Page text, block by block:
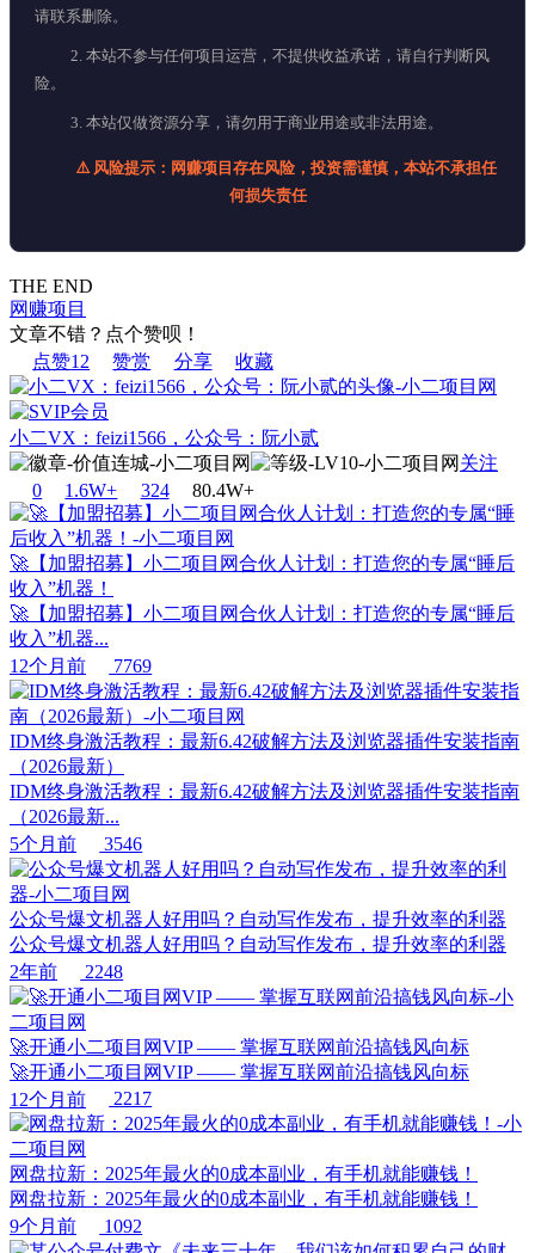
请联系删除。
2. 本站不参与任何项目运营，不提供收益承诺，请自行判断风
险。
3. 本站仅做资源分享，请勿用于商业用途或非法用途。
⚠️ 风险提示：网赚项目存在风险，投资需谨慎，本站不承担任
何损失责任
THE END
网赚项目
文章不错？点个赞呗！
点赞12 赞赏 分享 收藏
小二VX：feizi1566，公众号：阮小贰
关注
0
1.6W+ 324 80.4W+
🚀【加盟招募】小二项目网合伙人计划：打造您的专属“睡后
收入”机器！
🚀【加盟招募】小二项目网合伙人计划：打造您的专属“睡后
收入”机器...
12个月前
7769
IDM终身激活教程：最新6.42破解方法及浏览器插件安装指南
（2026最新）
IDM终身激活教程：最新6.42破解方法及浏览器插件安装指南
（2026最新...
5个月前
3546
公众号爆文机器人好用吗？自动写作发布，提升效率的利器
公众号爆文机器人好用吗？自动写作发布，提升效率的利器
2年前
2248
🚀开通小二项目网VIP —— 掌握互联网前沿搞钱风向标
🚀开通小二项目网VIP —— 掌握互联网前沿搞钱风向标
12个月前
2217
网盘拉新：2025年最火的0成本副业，有手机就能赚钱！
网盘拉新：2025年最火的0成本副业，有手机就能赚钱！
9个月前
1092